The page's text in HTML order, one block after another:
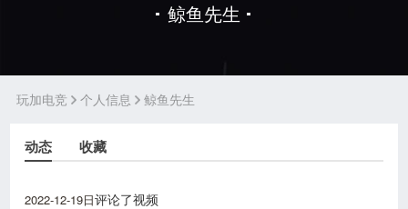
鲸鱼先生
玩加电竞 个人信息 鲸鱼先生
动态 收藏
2022-12-19日评论了视频